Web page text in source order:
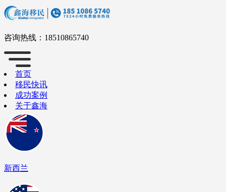
咨询热线： 18510865740
首页
移民快讯
成功案例
关于鑫海
新西兰